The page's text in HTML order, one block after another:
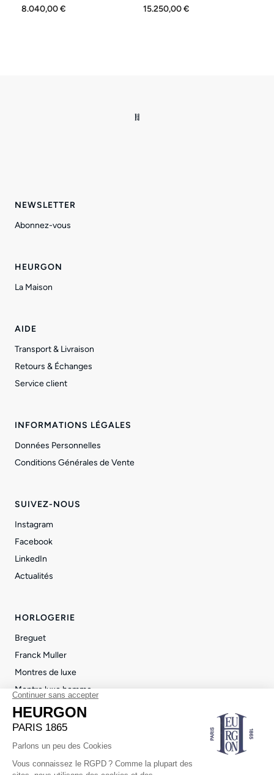
8.040,00 € 15.250,00 €
NEWSLETTER
Abonnez-vous
HEURGON
La Maison
AIDE
Transport & Livraison
Retours & Échanges
Service client
INFORMATIONS LÉGALES
Données Personnelles
Conditions Générales de Vente
SUIVEZ-NOUS
Instagram
Facebook
LinkedIn
Actualités
HORLOGERIE
Breguet
Franck Muller
Montres de luxe
Montre luxe homme
Montre luxe femme
JOAILLERIE
Statement